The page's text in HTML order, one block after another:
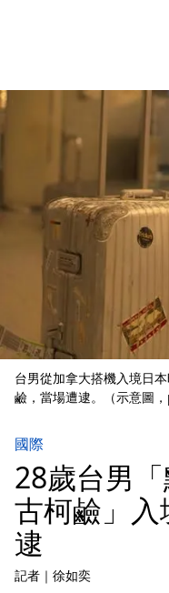
台男從加拿大搭機入境日
鹼，當場遭逮。（示意圖，
國際
28歲台男
古柯鹼」
逮
記者 ｜ 徐如奕